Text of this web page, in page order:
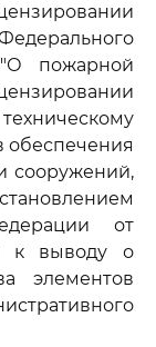
пожарной
обеспечения
сооружений,
от
к выводу о
элементов